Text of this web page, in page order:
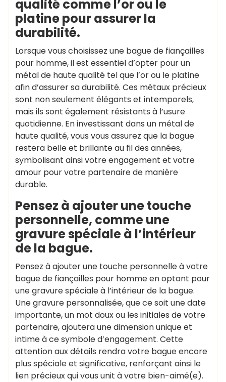
qualité comme l’or ou le
platine pour assurer la
durabilité.
Lorsque vous choisissez une bague de fiançailles
pour homme, il est essentiel d’opter pour un
métal de haute qualité tel que l’or ou le platine
afin d’assurer sa durabilité. Ces métaux précieux
sont non seulement élégants et intemporels,
mais ils sont également résistants à l’usure
quotidienne. En investissant dans un métal de
haute qualité, vous vous assurez que la bague
restera belle et brillante au fil des années,
symbolisant ainsi votre engagement et votre
amour pour votre partenaire de manière
durable.
Pensez à ajouter une touche
personnelle, comme une
gravure spéciale à l’intérieur
de la bague.
Pensez à ajouter une touche personnelle à votre
bague de fiançailles pour homme en optant pour
une gravure spéciale à l’intérieur de la bague.
Une gravure personnalisée, que ce soit une date
importante, un mot doux ou les initiales de votre
partenaire, ajoutera une dimension unique et
intime à ce symbole d’engagement. Cette
attention aux détails rendra votre bague encore
plus spéciale et significative, renforçant ainsi le
lien précieux qui vous unit à votre bien-aimé(e).